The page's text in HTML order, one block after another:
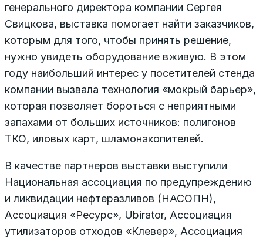
генерального директора компании Сергея
Свицкова, выставка помогает найти заказчиков,
которым для того, чтобы принять решение,
нужно увидеть оборудование вживую. В этом
году наибольший интерес у посетителей стенда
компании вызвала технология «мокрый барьер»,
которая позволяет бороться с неприятными
запахами от больших источников: полигонов
ТКО, иловых карт, шламонакопителей.
В качестве партнеров выставки выступили
Национальная ассоциация по предупреждению
и ликвидации нефтеразливов (НАСОПН),
Ассоциация «Ресурс», Ubirator, Ассоциация
утилизаторов отходов «Клевер», Ассоциация